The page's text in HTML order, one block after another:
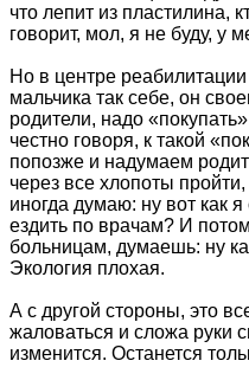
что лепит из пластилина,
говорит, мол, я не буду, у
Но в центре
мальчика так себе, он
родители, надо
честно говоря, к такой
попозже и надумаем
через все хлопоты
иногда думаю: ну вот как
ездить по врачам? И
больницам, думаешь: ну
Экология плохая.
А с другой стороны, это
жаловаться и сложа руки
изменится. Останется